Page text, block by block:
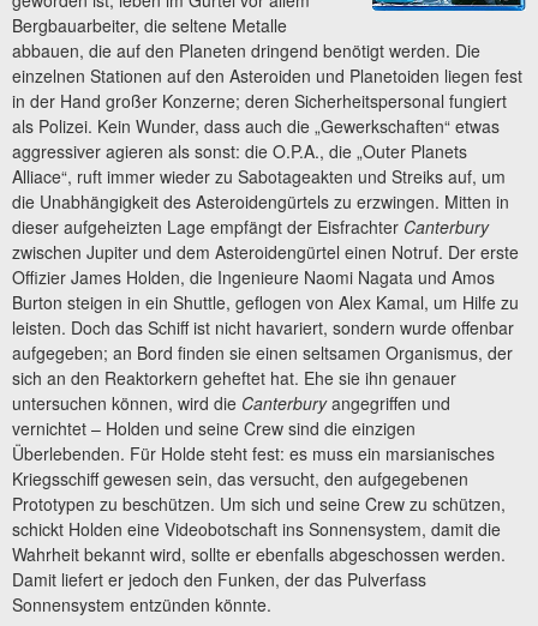
Bergbauarbeiter, die seltene Metalle
abbauen, die auf den Planeten dringend benötigt werden. Die
einzelnen Stationen auf den Asteroiden und Planetoiden liegen fest
in der Hand großer Konzerne; deren Sicherheitspersonal fungiert
als Polizei. Kein Wunder, dass auch die „Gewerkschaften“ etwas
aggressiver agieren als sonst: die O.P.A., die „Outer Planets
Alliace“, ruft immer wieder zu Sabotageakten und Streiks auf, um
die Unabhängigkeit des Asteroidengürtels zu erzwingen. Mitten in
dieser aufgeheizten Lage empfängt der Eisfrachter Canterbury
zwischen Jupiter und dem Asteroidengürtel einen Notruf. Der erste
Offizier James Holden, die Ingenieure Naomi Nagata und Amos
Burton steigen in ein Shuttle, geflogen von Alex Kamal, um Hilfe zu
leisten. Doch das Schiff ist nicht havariert, sondern wurde offenbar
aufgegeben; an Bord finden sie einen seltsamen Organismus, der
sich an den Reaktorkern geheftet hat. Ehe sie ihn genauer
untersuchen können, wird die Canterburyangegriffen und
vernichtet – Holden und seine Crew sind die einzigen
Überlebenden. Für Holde steht fest: es muss ein marsianisches
Kriegsschiff gewesen sein, das versucht, den aufgegebenen
Prototypen zu beschützen. Um sich und seine Crew zu schützen,
schickt Holden eine Videobotschaft ins Sonnensystem, damit die
Wahrheit bekannt wird, sollte er ebenfalls abgeschossen werden.
Damit liefert er jedoch den Funken, der das Pulverfass
Sonnensystem entzünden könnte.